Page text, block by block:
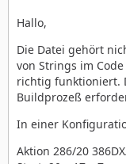
Hallo,
Die Datei gehört
von Strings im
richtig funktioniert.
Buildprozeß
In einer
Aktion 286/20